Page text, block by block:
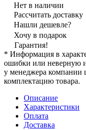
Нет в наличии
Рассчитать доставку
Нашли дешевле?
Хочу в подарок
Гарантия!
* Информация в
ошибки или неверную
у менеджера компании
комплектацию товара.
Описание
Характеристики
Оплата
Доставка